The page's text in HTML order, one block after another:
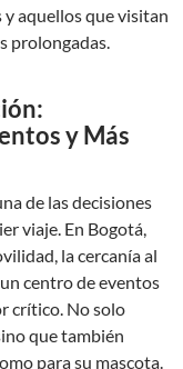
aquellos que visitan
prolongadas.
y Más
de las decisiones
viaje. En Bogotá,
la cercanía al
centro de eventos
crítico. No solo
que también
para su mascota.